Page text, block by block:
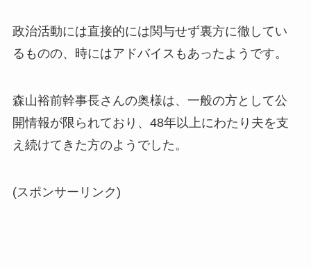
政治活動には直接的には関与せず裏方に徹してい
るものの、時にはアドバイスもあったようです。
森山裕前幹事長さんの奥様は、一般の方として公
開情報が限られており、48年以上にわたり夫を支
え続けてきた方のようでした。
(スポンサーリンク)